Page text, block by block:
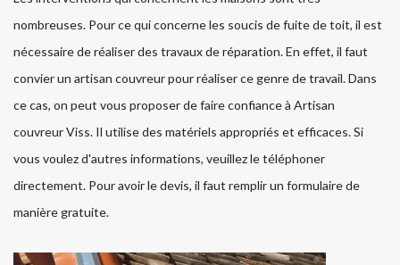
nombreuses. Pour ce qui concerne les soucis de fuite de toit, il est
nécessaire de réaliser des travaux de réparation. En effet, il faut
convier un artisan couvreur pour réaliser ce genre de travail. Dans
ce cas, on peut vous proposer de faire confiance à Artisan
couvreur Viss. Il utilise des matériels appropriés et efficaces. Si
vous voulez d'autres informations, veuillez le téléphoner
directement. Pour avoir le devis, il faut remplir un formulaire de
manière gratuite.